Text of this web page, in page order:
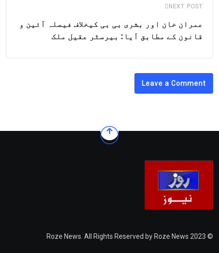
NEXT POST
عمران خان اور بشری بی بی کیخلاف فیصلہ آئین و
قانون کے مطابق آیا: بیرسٹر عقیل ملک
Leave a Comment
© 2023 Roze News. All Rights Reserved by Roze News